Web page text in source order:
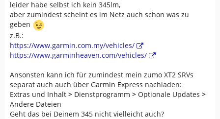
leider habe selbst ich kein 345lm,
aber zumindest scheint es im Netz auch schon was zu
geben
z.B.:
https://www.garmin.com.my/vehicles/
https://www.garminheaven.com/vehicles/
Ansonsten kann ich für zumindest mein zumo XT2 SRVs
separat auch auch über Garmin Express nachladen:
Extras und Inhalt > Dienstprogramm > Optionale Updates >
Andere Dateien
Geht das bei Deinem 345 nicht vielleicht auch?